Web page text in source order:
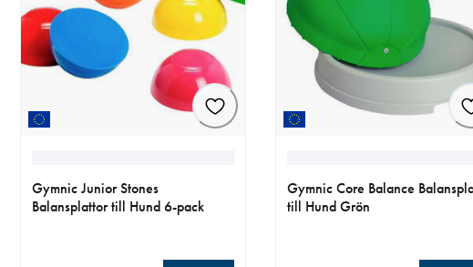
Gymnic Junior Stones
Balansplattor till Hund 6-pack
Gymnic Core Balance
till Hund Grön